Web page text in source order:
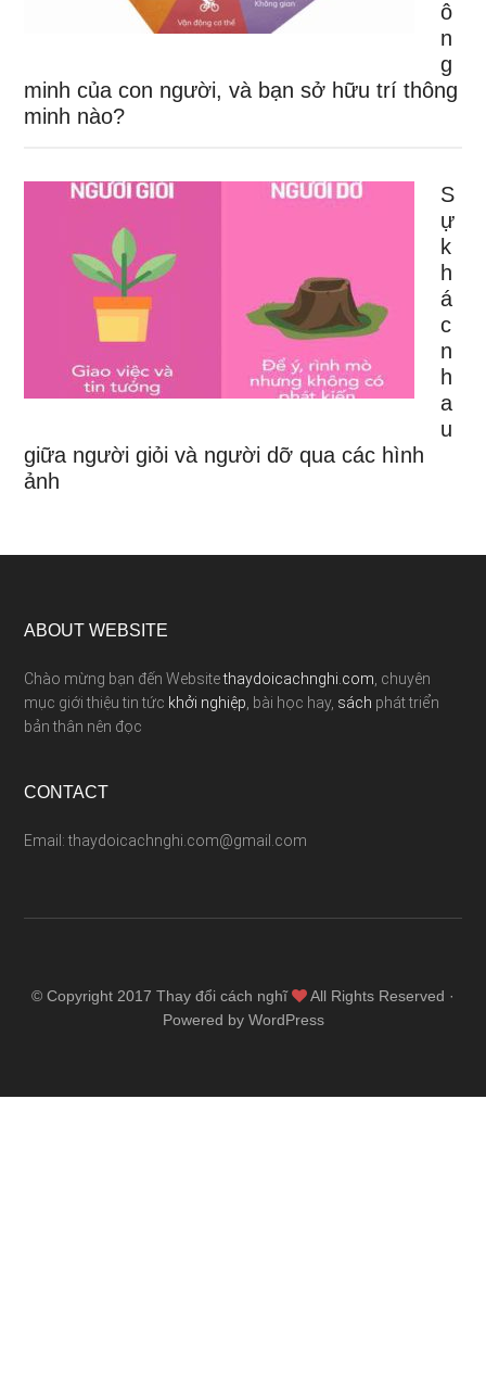
ô
n
g
minh của con người, và bạn sở hữu trí thông
minh nào?
S
ự
k
h
á
c
n
h
a
u
giữa người giỏi và người dỡ qua các hình
ảnh
ABOUT WEBSITE
Chào mừng bạn đến Websitethaydoicachnghi.com , chuyên
mục giới thiệu tin tức khởi nghiệp , bài học hay, sách phát triển
bản thân nên đọc
CONTACT
Email: thaydoicachnghi.com@gmail.com
© Copyright 2017 Thay đổi cách nghĩ
All Rights Reserved ·
Powered by WordPress